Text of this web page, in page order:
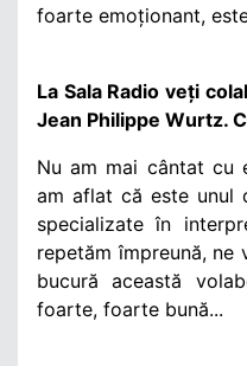
foarte emoționant,
La Sala Radio veți
Jean Philippe Wurtz.
Nu am mai cântat cu
am aflat că este unul
specializate în
repetăm împreună,
bucură această
foarte, foarte bună...